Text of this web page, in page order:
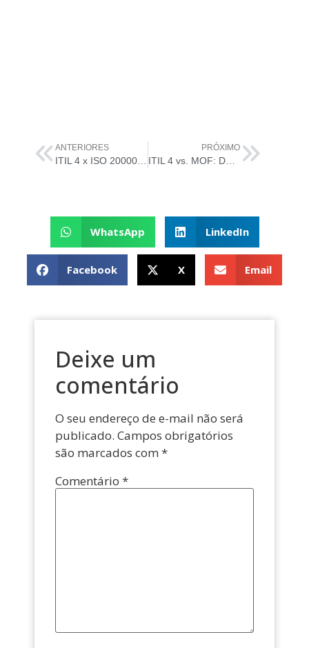
ANTERIORES PRÓXIMO
ITIL 4 vs. MOF: Desvendando as Diferenças e Semelhanças
WhatsApp LinkedIn
Facebook X Email
Deixe um
comentário
O seu endereço de e-mail não será
publicado. Campos obrigatórios
são marcados com *
Comentário *